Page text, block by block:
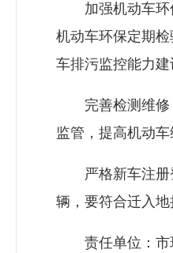
加强机动车环保
机动车环保定期
车排污监控能力
完善检测维修（
监管，提高机动
严格新车注册登
辆，要符合迁入地
责任单位：市